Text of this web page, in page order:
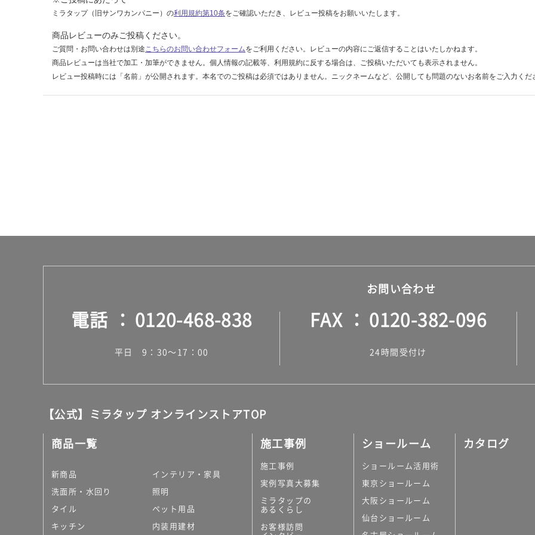
料(離
運
ミラタップ（旧サンワカンパニー）の利用規約第10条をご確認いただき、レビュー投稿をお願いいたします。
商品レビューのみご投稿ください。
ご質問・お問い合わせは別途こちらのお問い合わせフォームをご利用ください。レビューの内容にご返信することはいたしかねます。
商品レビューは当社で加工・加筆ができません。個人情報の記載等、利用規約に反する場合は、ご投稿いただいても表示されません。
レビュー投稿時には「名前」が公開されます。本名でのご投稿は必須ではありません。ニックネームなど、公開しても問題のないお名前をご入力くだ
お問い合わせ
電話 0120-468-838
平日 9：30～17：00
FAX 0120-382-096
24時間受付け
【公式】ミラタップ オンラインストアTOP
商品一覧
新商品
洗面所・水回り
タイル
キッチン
インテリア・家具
照明
ペット用品
内装用建材
施工事例
施工事例
実例写真大募集
ミラタップの
あるくらし
お客様訪問
ショールーム
ショールーム活用術
東京ショールーム
大阪ショールーム
仙台ショールーム
カタログ